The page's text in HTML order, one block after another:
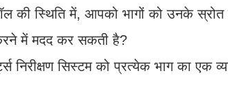
स्थिति में, आपको भागों को उनके स्रोत
में मदद कर सकती है?
निरीक्षण सिस्टम को प्रत्येक भाग का एक